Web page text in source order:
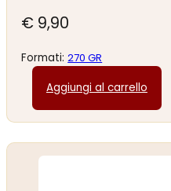
€ 9,90
Formati:270 GR
Aggiungi al carrello